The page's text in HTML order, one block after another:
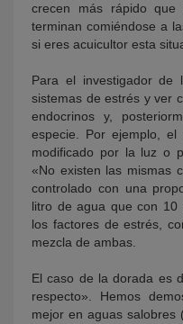
crecen más rápido
terminan comiéndose a
si eres acuicultor esta
Para el investigador
sistemas de estrés y ver
endocrinos y,
especie. Por ejemplo,
modificado por la luz o
«No existen las mismas
controlado con una
litro de agua que con
los factores de estrés,
mezcla de ambas.
El caso de la dorada es
respecto». Hemos
mejor en aguas salobres